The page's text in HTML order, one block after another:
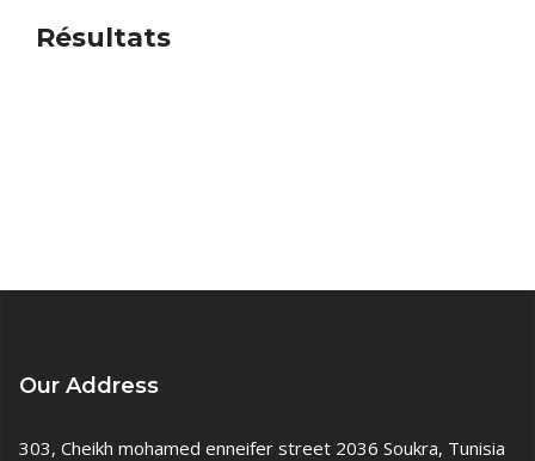
Résultats
Our Address
303, Cheikh mohamed enneifer street 2036 Soukra, Tunisia